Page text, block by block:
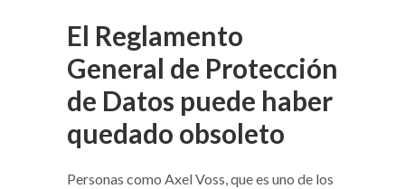
El Reglamento
General de Protección
de Datos puede haber
quedado obsoleto
Personas como Axel Voss, que es uno de los